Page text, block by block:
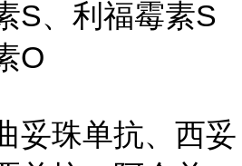
S、利福霉素S
O
妥珠单抗、西妥